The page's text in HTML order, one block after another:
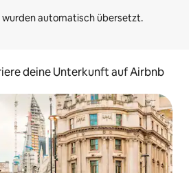
deine Unterkunft auf Airbnb